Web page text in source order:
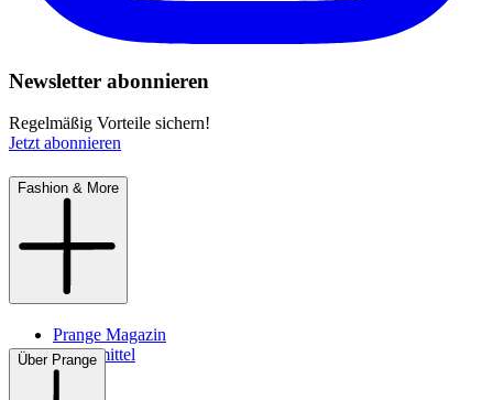
Newsletter abonnieren
Regelmäßig Vorteile sichern!
Jetzt abonnieren
Fashion & More
Prange Magazin
Pflegemittel
Über Prange